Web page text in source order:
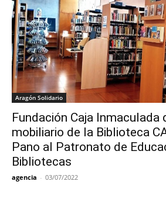
Aragón Solidario
Fundación Caja Inmaculada
mobiliario de la Biblioteca
Pano al Patronato de
Bibliotecas
agencia - 03/07/2022